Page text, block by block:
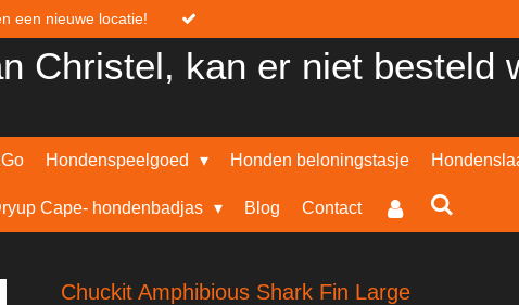
een nieuwe locatie!
Christel, kan er niet besteld
Hondenspeelgoed Honden beloningstasje
Cape- hondenbadjas Blog Contact
Chuckit Amphibious Shark Fin Large